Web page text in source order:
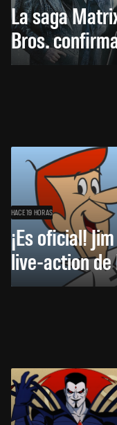
La saga
Bros.
HACE 19 HORAS
¡Es oficial!
live-action de